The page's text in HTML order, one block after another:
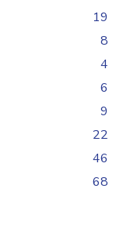
19
8
4
6
9
22
46
68